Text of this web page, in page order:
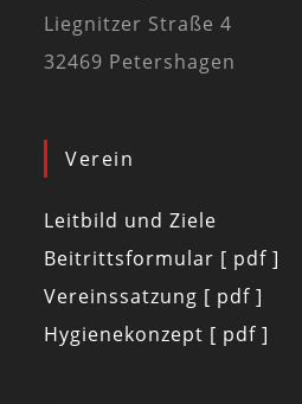
Liegnitzer Straße 4
32469 Petershagen
Verein
Leitbild und Ziele
Beitrittsformular [ pdf ]
Vereinssatzung [ pdf ]
Hygienekonzept [ pdf ]